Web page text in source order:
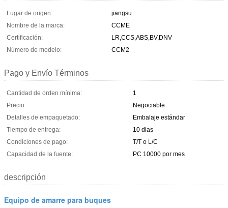
Lugar de origen:
jiangsu
Nombre de la marca:
CCME
Certificación:
LR,CCS,ABS,BV,DNV
Número de modelo:
CCM2
Pago y Envío Términos
Cantidad de orden mínima:
1
Precio:
Negociable
Detalles de empaquetado:
Embalaje estándar
Tiempo de entrega:
10 dias
Condiciones de pago:
T/T o L/C
Capacidad de la fuente:
PC 10000 por mes
descripción
Equipo de amarre para buques